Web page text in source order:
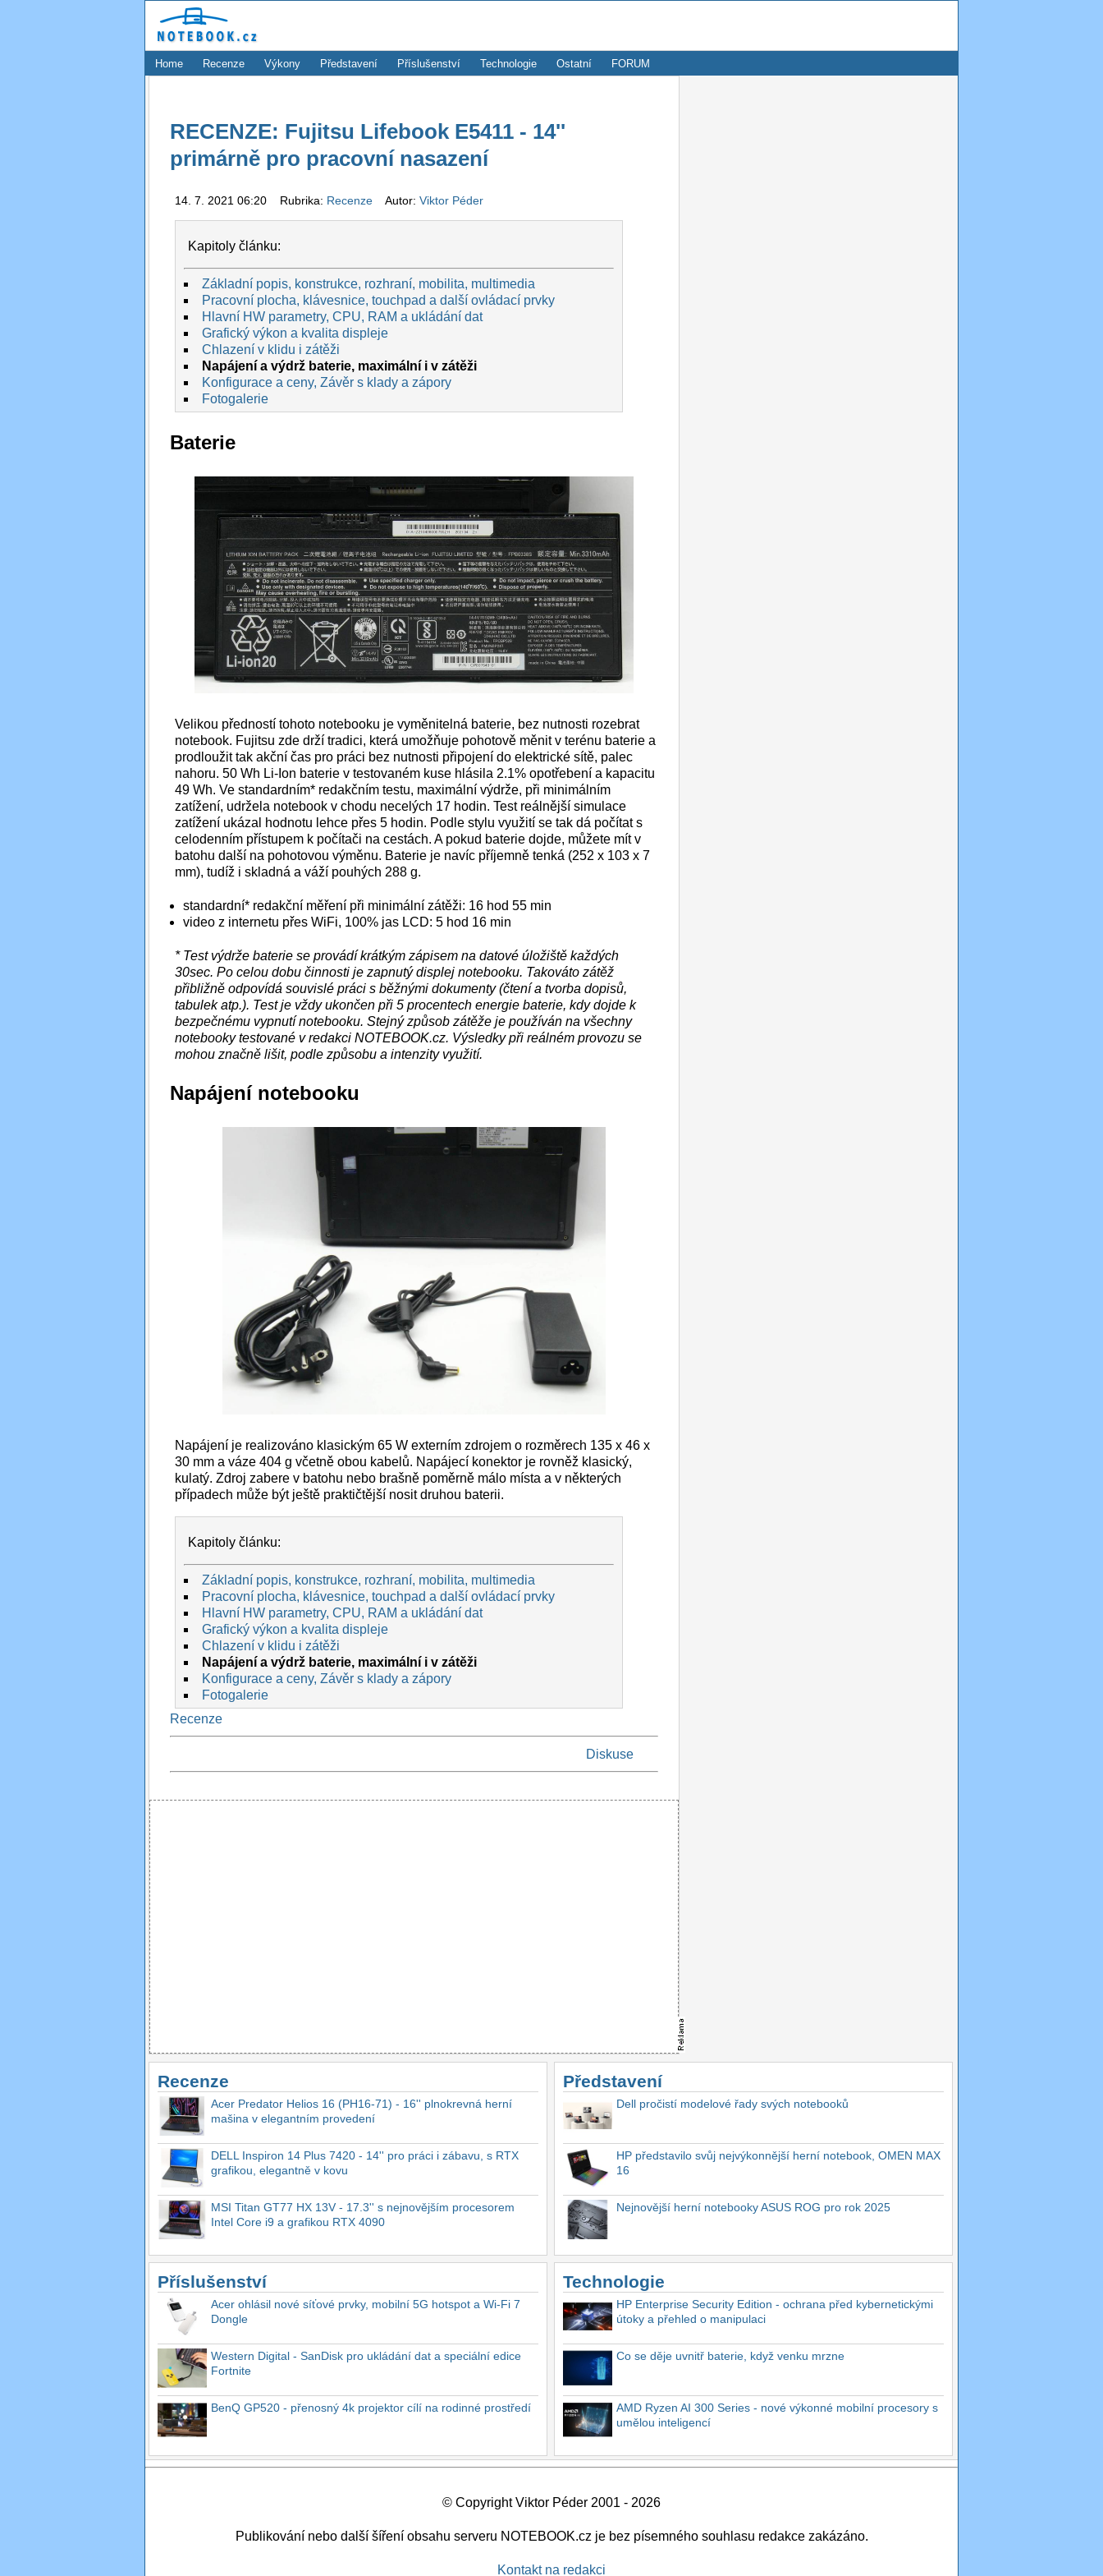
Home Recenze Výkony Představení Příslušenství Technologie Ostatní FORUM
RECENZE: Fujitsu Lifebook E5411 - 14''
primárně pro pracovní nasazení
14. 7. 2021 06:20 Rubrika: Recenze Autor: Viktor Péder
Kapitoly článku:
Základní popis, konstrukce, rozhraní, mobilita, multimedia
Pracovní plocha, klávesnice, touchpad a další ovládací prvky
Hlavní HW parametry, CPU, RAM a ukládání dat
Grafický výkon a kvalita displeje
Chlazení v klidu i zátěži
Napájení a výdrž baterie, maximální i v zátěži
Konfigurace a ceny, Závěr s klady a zápory
Fotogalerie
Baterie
Velikou předností tohoto notebooku je vyměnitelná baterie, bez nutnosti rozebrat
notebook. Fujitsu zde drží tradici, která umožňuje pohotově měnit v terénu baterie a
prodloužit tak akční čas pro práci bez nutnosti připojení do elektrické sítě, palec
nahoru. 50 Wh Li-Ion baterie v testovaném kuse hlásila 2.1% opotřebení a kapacitu
49 Wh. Ve standardním* redakčním testu, maximální výdrže, při minimálním
zatížení, udržela notebook v chodu necelých 17 hodin. Test reálnější simulace
zatížení ukázal hodnotu lehce přes 5 hodin. Podle stylu využití se tak dá počítat s
celodenním přístupem k počítači na cestách. A pokud baterie dojde, můžete mít v
batohu další na pohotovou výměnu. Baterie je navíc příjemně tenká (252 x 103 x 7
mm), tudíž i skladná a váží pouhých 288 g.
standardní* redakční měření při minimální zátěži: 16 hod 55 min
video z internetu přes WiFi, 100% jas LCD: 5 hod 16 min
* Test výdrže baterie se provádí krátkým zápisem na datové úložiště každých
30sec. Po celou dobu činnosti je zapnutý displej notebooku. Takováto zátěž
přibližně odpovídá souvislé práci s běžnými dokumenty (čtení a tvorba dopisů,
tabulek atp.). Test je vždy ukončen při 5 procentech energie baterie, kdy dojde k
bezpečnému vypnutí notebooku. Stejný způsob zátěže je používán na všechny
notebooky testované v redakci NOTEBOOK.cz. Výsledky při reálném provozu se
mohou značně lišit, podle způsobu a intenzity využití.
Napájení notebooku
Napájení je realizováno klasickým 65 W externím zdrojem o rozměrech 135 x 46 x
30 mm a váze 404 g včetně obou kabelů. Napájecí konektor je rovněž klasický,
kulatý. Zdroj zabere v batohu nebo brašně poměrně málo místa a v některých
případech může být ještě praktičtější nosit druhou baterii.
Kapitoly článku:
Základní popis, konstrukce, rozhraní, mobilita, multimedia
Pracovní plocha, klávesnice, touchpad a další ovládací prvky
Hlavní HW parametry, CPU, RAM a ukládání dat
Grafický výkon a kvalita displeje
Chlazení v klidu i zátěži
Napájení a výdrž baterie, maximální i v zátěži
Konfigurace a ceny, Závěr s klady a zápory
Fotogalerie
Recenze
Diskuse
Recenze
Acer Predator Helios 16 (PH16-71) - 16'' plnokrevná herní
mašina v elegantním provedení
DELL Inspiron 14 Plus 7420 - 14'' pro práci i zábavu, s RTX
grafikou, elegantně v kovu
MSI Titan GT77 HX 13V - 17.3'' s nejnovějším procesorem
Intel Core i9 a grafikou RTX 4090
Představení
Dell pročistí modelové řady svých notebooků
HP představilo svůj nejvýkonnější herní notebook, OMEN MAX
16
Nejnovější herní notebooky ASUS ROG pro rok 2025
Příslušenství
Acer ohlásil nové síťové prvky, mobilní 5G hotspot a Wi-Fi 7
Dongle
Western Digital - SanDisk pro ukládání dat a speciální edice
Fortnite
BenQ GP520 - přenosný 4k projektor cílí na rodinné prostředí
Technologie
HP Enterprise Security Edition - ochrana před kybernetickými
útoky a přehled o manipulaci
Co se děje uvnitř baterie, když venku mrzne
AMD Ryzen AI 300 Series - nové výkonné mobilní procesory s
umělou inteligencí
© Copyright Viktor Péder 2001 - 2026
Publikování nebo další šíření obsahu serveru NOTEBOOK.cz je bez písemného souhlasu redakce zakázáno.
Kontakt na redakci